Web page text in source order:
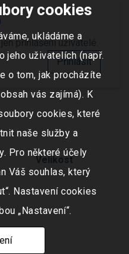
přihlášení uživatelé.
Přihlásit
Velikost
cookies
ukládáme a
jeho uživatelích (např.
o tom, jak procházíte
vás zajímá). K
cookies, které
naše služby a
Pro některé účely
Váš souhlas, který
Nastavení cookies
„Nastavení“.